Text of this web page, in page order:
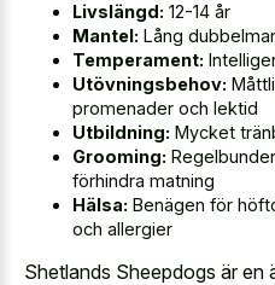
Livslängd: 12-14 år
Mantel: Lång
Temperament:
Utövningsbehov:
promenader och lektid
Utbildning: Mycket
Grooming:
förhindra matning
Hälsa: Benägen för
och allergier
Shetlands Sheepdogs är en